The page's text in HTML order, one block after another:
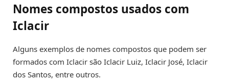
Nomes compostos usados com
Iclacir
Alguns exemplos de nomes compostos que podem ser
formados com Iclacir são Iclacir Luiz, Iclacir José, Iclacir
dos Santos, entre outros.